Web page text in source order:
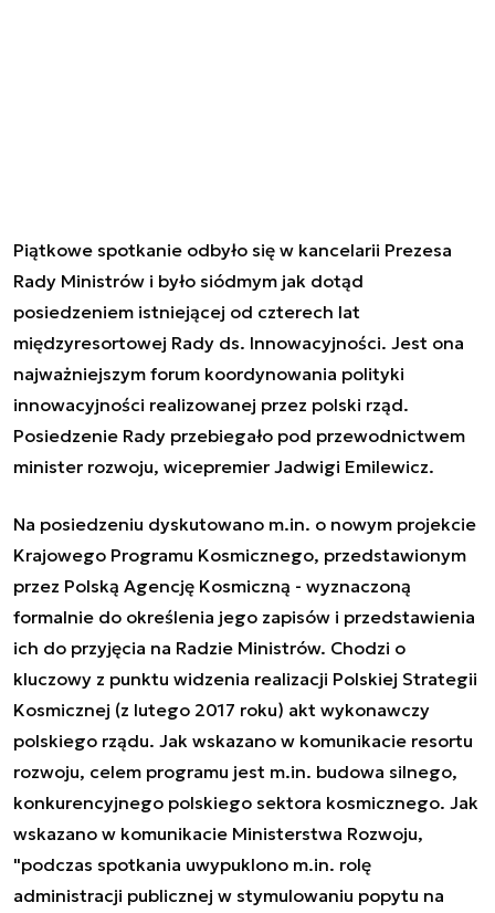
Piątkowe spotkanie odbyło się w kancelarii Prezesa
Rady Ministrów i było siódmym jak dotąd
posiedzeniem istniejącej od czterech lat
międzyresortowej Rady ds. Innowacyjności. Jest ona
najważniejszym forum koordynowania polityki
innowacyjności realizowanej przez polski rząd.
Posiedzenie Rady przebiegało pod przewodnictwem
minister rozwoju, wicepremier Jadwigi Emilewicz.
Na posiedzeniu dyskutowano m.in. o nowym projekcie
Krajowego Programu Kosmicznego, przedstawionym
przez Polską Agencję Kosmiczną - wyznaczoną
formalnie do określenia jego zapisów i przedstawienia
ich do przyjęcia na Radzie Ministrów. Chodzi o
kluczowy z punktu widzenia realizacji Polskiej Strategii
Kosmicznej (z lutego 2017 roku) akt wykonawczy
polskiego rządu. Jak wskazano w komunikacie resortu
rozwoju, celem programu jest m.in. budowa silnego,
konkurencyjnego polskiego sektora kosmicznego. Jak
wskazano w komunikacie Ministerstwa Rozwoju,
"podczas spotkania uwypuklono m.in. rolę
administracji publicznej w stymulowaniu popytu na